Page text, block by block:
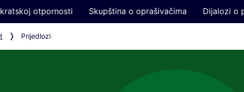
otpornosti Skupština o oprašivačima Dijalozi o
Prijedlozi